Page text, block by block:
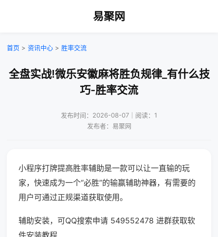
易聚网
首页 > 资讯中心 > 胜率交流
全盘实战!微乐安徽麻将胜负规律_有什么技
巧-胜率交流
发布时间：2026-08-07｜阅读：1
发布者：易聚网
小程序打牌提高胜率辅助是一款可以让一直输的玩
家，快速成为一个“必胜”的输赢辅助神器，有需要的
用户可通过正规渠道获取使用。
辅助安装，可QQ搜索申请 549552478 进群获取软
件安装教程